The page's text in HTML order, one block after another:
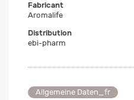
Fabricant
Aromalife
Distribution
ebi-pharm
Allgemeine Daten_fr